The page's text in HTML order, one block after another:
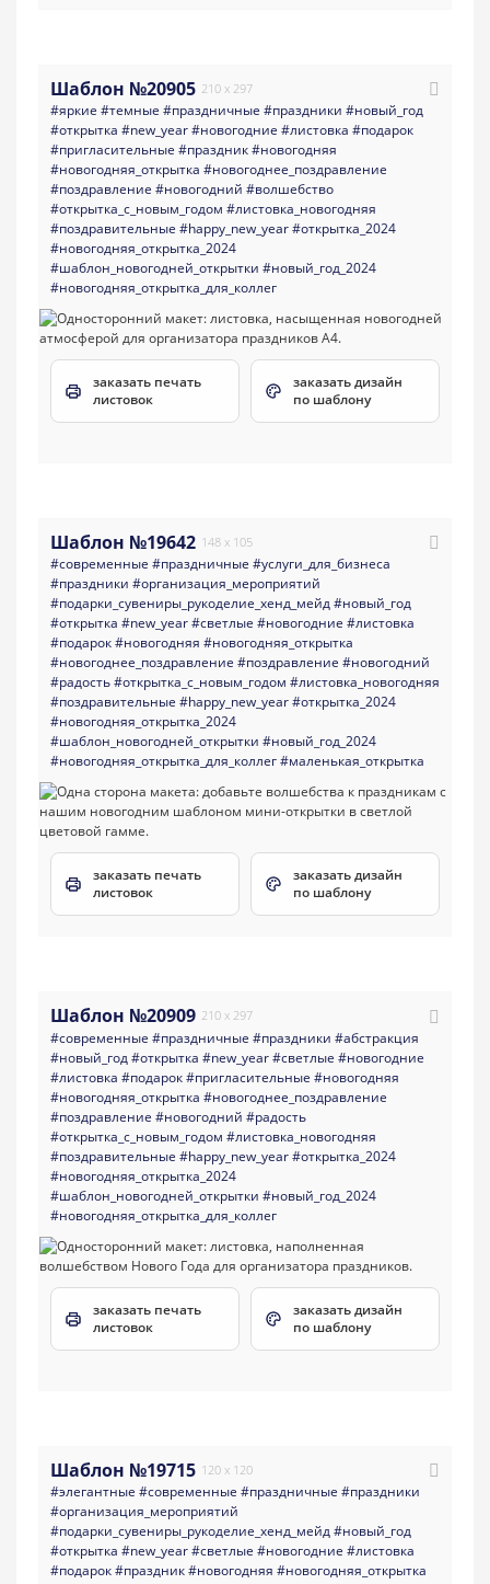
Шаблон №20905 210 x 297
#яркие #темные #праздничные #праздники #новый_год
#открытка #new_year#новогодние #листовка #подарок
#пригласительные #праздник#новогодняя
#новогодняя_открытка #новогоднее_поздравление
#поздравление #новогодний #волшебство
#открытка_с_новым_годом #листовка_новогодняя
#поздравительные #happy_new_year#открытка_2024
#новогодняя_открытка_2024
#шаблон_новогодней_открытки #новый_год_2024
#новогодняя_открытка_для_коллег
заказать печать
листовок
заказать дизайн
по шаблону
Шаблон №19642 148 x 105
#современные #праздничные #услуги_для_бизнеса
#праздники #организация_мероприятий
#подарки_сувениры_рукоделие_хенд_мейд#новый_год
#открытка #new_year#светлые #новогодние #листовка
#подарок#новогодняя #новогодняя_открытка
#новогоднее_поздравление #поздравление #новогодний
#радость#открытка_с_новым_годом #листовка_новогодняя
#поздравительные #happy_new_year#открытка_2024
#новогодняя_открытка_2024
#шаблон_новогодней_открытки #новый_год_2024
#новогодняя_открытка_для_коллег#маленькая_открытка
заказать печать
листовок
заказать дизайн
по шаблону
Шаблон №20909 210 x 297
#современные #праздничные #праздники #абстракция
#новый_год#открытка #new_year#светлые #новогодние
#листовка #подарок#пригласительные #новогодняя
#новогодняя_открытка #новогоднее_поздравление
#поздравление #новогодний #радость
#открытка_с_новым_годом #листовка_новогодняя
#поздравительные #happy_new_year#открытка_2024
#новогодняя_открытка_2024
#шаблон_новогодней_открытки #новый_год_2024
#новогодняя_открытка_для_коллег
заказать печать
листовок
заказать дизайн
по шаблону
Шаблон №19715 120 x 120
#элегантные #современные #праздничные #праздники
#организация_мероприятий
#подарки_сувениры_рукоделие_хенд_мейд#новый_год
#открытка #new_year#светлые #новогодние #листовка
#подарок#праздник#новогодняя #новогодняя_открытка